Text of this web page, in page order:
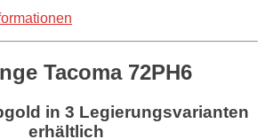
Tacoma 72PH6
in 3 Legierungsvarianten
erhältlich